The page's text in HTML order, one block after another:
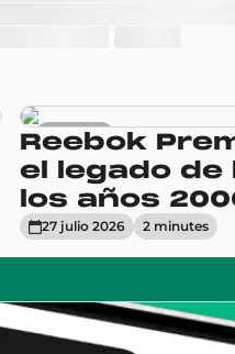
Sneakers
Reebok
el legado
los años
27 julio 2026 2minutes